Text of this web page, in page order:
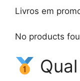
Livros em
No products